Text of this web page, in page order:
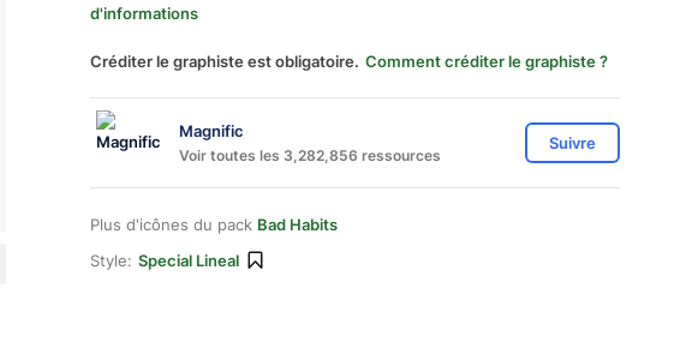
d'informations
Créditer le graphiste est obligatoire. Comment créditer le graphiste ?
Magnific
Voir toutes les 3,282,856 ressources
Suivre
Plus d'icônes du pack Bad Habits
Style: Special Lineal